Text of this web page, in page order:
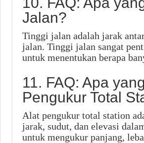
Jalan?
Tinggi jalan adalah jarak
jalan. Tinggi jalan sangat
untuk menentukan berapa
11. FAQ: Apa
Pengukur Total
Alat pengukur total station
jarak, sudut, dan elevasi
untuk mengukur panjang,